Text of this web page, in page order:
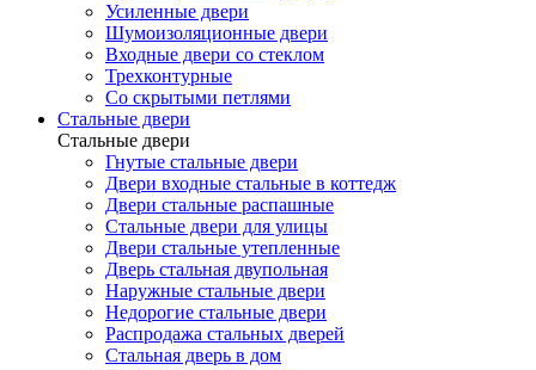
Усиленные двери
Шумоизоляционные двери
Входные двери со стеклом
Трехконтурные
Со скрытыми петлями
Стальные двери
Стальные двери
Гнутые стальные двери
Двери входные стальные в коттедж
Двери стальные распашные
Стальные двери для улицы
Двери стальные утепленные
Дверь стальная двупольная
Наружные стальные двери
Недорогие стальные двери
Распродажа стальных дверей
Стальная дверь в дом